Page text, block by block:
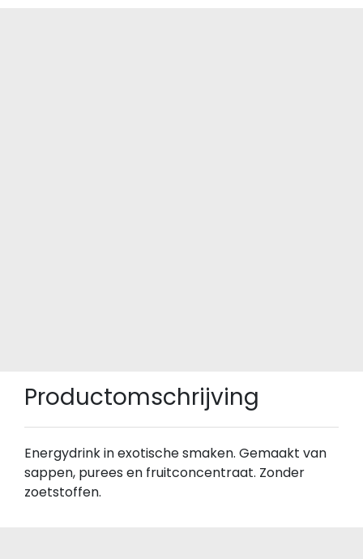
Productomschrijving
Energydrink in exotische smaken. Gemaakt van
sappen, purees en fruitconcentraat. Zonder
zoetstoffen.